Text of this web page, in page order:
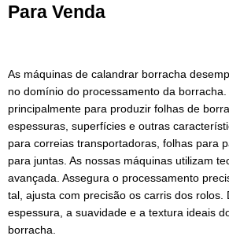
Para Venda
As máquinas de calandrar borracha
no domínio do processamento da
principalmente para produzir folhas de
espessuras, superfícies e outras
para correias transportadoras, folhas para
para juntas. As nossas máquinas utilizam
avançada. Assegura o processamento
tal, ajusta com precisão os carris dos rolos.
espessura, a suavidade e a textura ideais
borracha.